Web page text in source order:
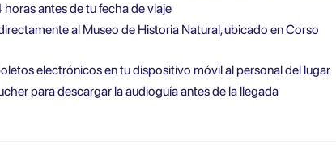
antes de tu fecha de viaje
al Museo de Historia Natural, ubicado en Corso
electrónicos en tu dispositivo móvil al personal del lugar
para descargar la audioguía antes de la llegada